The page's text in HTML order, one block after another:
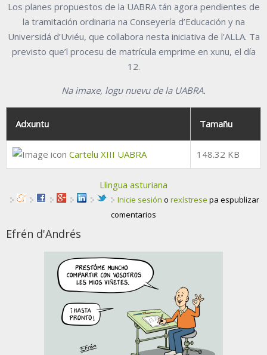
Los planes propuestos de la UABRA tán agora pendientes de
la tramitación ordinaria na Conseyería d’Educación y na
Universidá d’Uviéu, que collabora nesta iniciativa de l'ALLA. Ta
previsto que’l procesu de matrícula emprime en xunu, el día
12.
Na imaxe, logu nuevu de la UABRA.
Adxuntu Tamañu
Cartelu XIII UABRA 148.32 KB
Llingua asturiana
Inicie sesión o rexístrese pa espublizar
comentarios
Efrén d'Andrés